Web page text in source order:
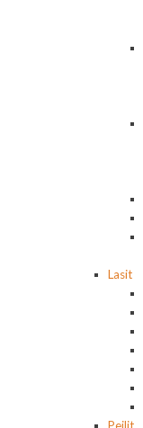
Lasit